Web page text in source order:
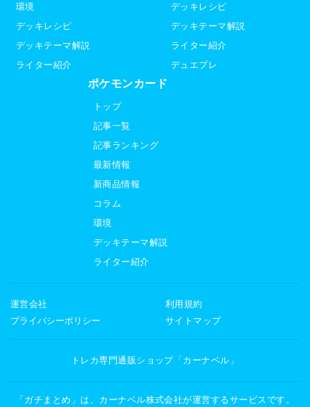
環境
デッキレシピ
デッキテーマ解説
ライター紹介
デッキレシピ
デッキテーマ解説
ライター紹介
デュエプレ
ポケモンカード
トップ
記事一覧
記事ランキング
最新情報
新商品情報
コラム
環境
デッキテーマ解説
ライター紹介
運営会社
利用規約
プライバシーポリシー
サイトマップ
トレカ専門通販ショップ「カーナベル」
「ガチまとめ」は、カーナベル株式会社が運営するサービスです。